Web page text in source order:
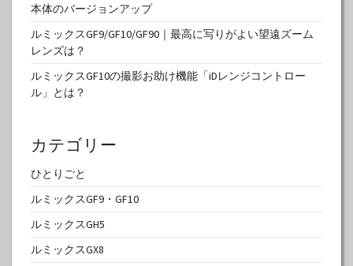
本体のバージョンアップ
ルミックスGF9/GF10/GF90｜最高に写りがよい望遠ズーム
レンズは？
ルミックスGF10の撮影お助け機能「iDレンジコントロー
ル」とは？
カテゴリー
ひとりごと
ルミックスGF9・GF10
ルミックスGH5
ルミックスGX8